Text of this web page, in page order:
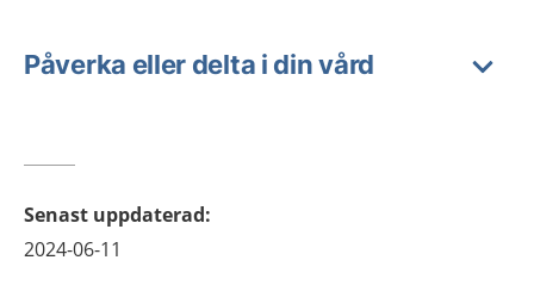
Påverka eller delta i din vård
Senast uppdaterad:
2024-06-11